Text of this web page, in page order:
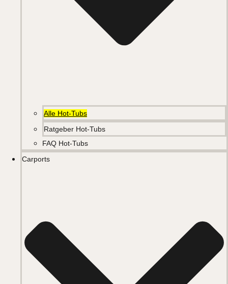
Alle Hot-Tubs
Ratgeber Hot-Tubs
FAQ Hot-Tubs
Carports